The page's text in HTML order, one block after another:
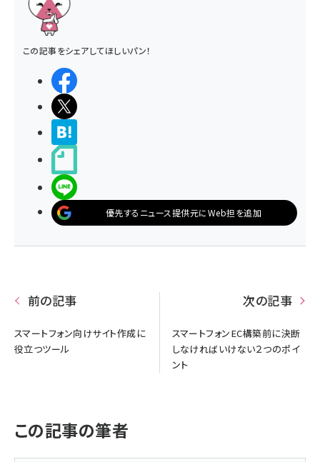
この記事をシェアしてほしいパン！
優先するニュース提供元にWeb担を追加
前の記事
スマートフォン向けサイト作成に
役立つツール
次の記事
スマートフォンEC構築前に決断
しなければいけない２つのポイ
ント
この記事の筆者